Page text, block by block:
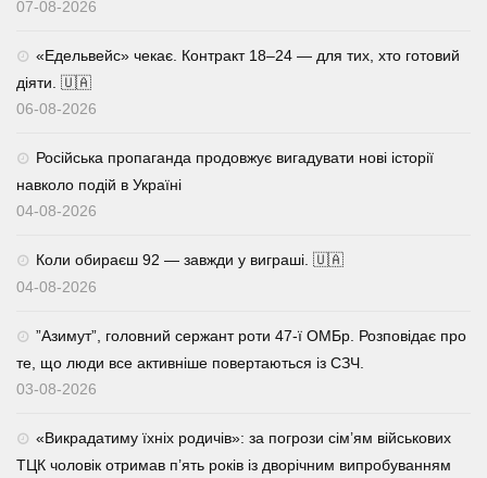
07-08-2026
«Едельвейс» чекає. Контракт 18–24 — для тих, хто готовий
діяти. 🇺🇦
06-08-2026
Російська пропаганда продовжує вигадувати нові історії
навколо подій в Україні
04-08-2026
Коли обираєш 92 — завжди у виграші. 🇺🇦
04-08-2026
⁨”Азимут”, головний сержант роти 47-ї ОМБр. Розповідає про
те, що люди все активніше повертаються із СЗЧ.
03-08-2026
«Викрадатиму їхніх родичів»: за погрози сім’ям військових
ТЦК чоловік отримав п’ять років із дворічним випробуванням